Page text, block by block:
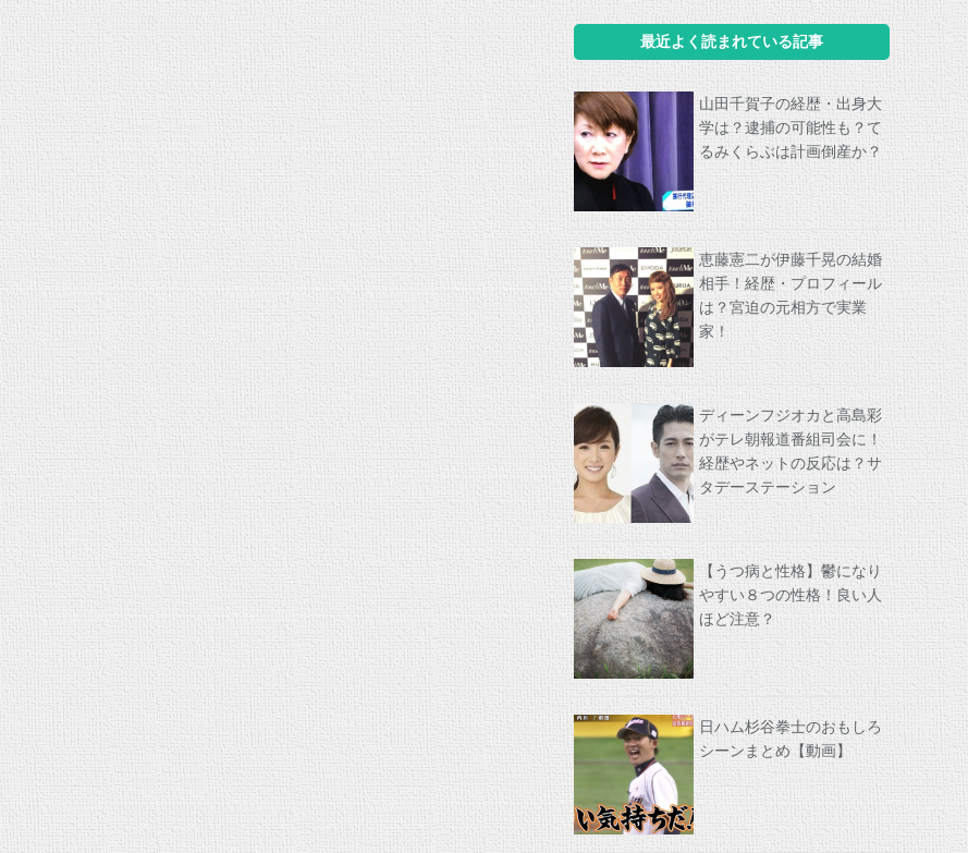
最近よく読まれている記事
山田千賀子の経歴・出身大
学は？逮捕の可能性も？て
るみくらぶは計画倒産か？
恵藤憲二が伊藤千晃の結婚
相手！経歴・プロフィール
は？宮迫の元相方で実業
家！
ディーンフジオカと高島彩
がテレ朝報道番組司会に！
経歴やネットの反応は？サ
タデーステーション
【うつ病と性格】鬱になり
やすい８つの性格！良い人
ほど注意？
日ハム杉谷拳士のおもしろ
シーンまとめ【動画】